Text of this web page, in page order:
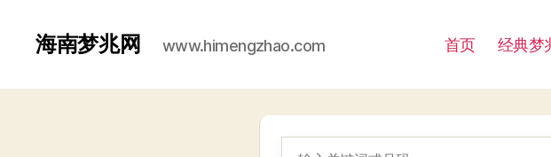
海南梦兆网 www.himengzhao.com 首页 经典梦